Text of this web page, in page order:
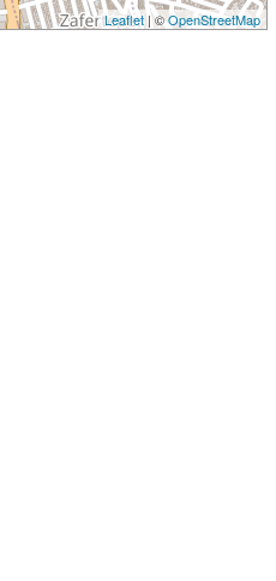
Leaflet| ©OpenStreetMap